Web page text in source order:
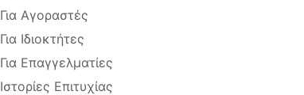
Για Αγοραστές
Για Ιδιοκτήτες
Για Επαγγελματίες
Ιστορίες Επιτυχίας